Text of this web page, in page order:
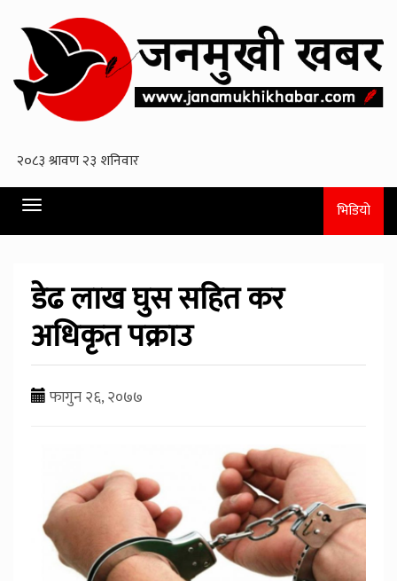
Toggle
navigation
भिडियो
डेढ लाख घुस सहित कर
अधिकृत पक्राउ
फागुन २६, २०७७